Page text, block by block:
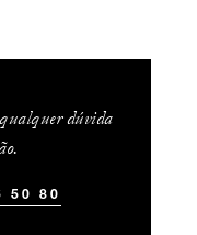
dúvida
50 80